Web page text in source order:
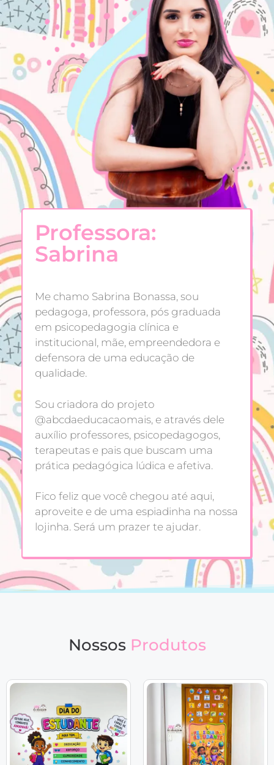
Professora:
Sabrina
Me chamo Sabrina Bonassa, sou
pedagoga, professora, pós graduada
em psicopedagogia clínica e
institucional, mãe, empreendedora e
defensora de uma educação de
qualidade.
Sou criadora do projeto
@abcdaeducacaomais, e através dele
auxílio professores, psicopedagogos,
terapeutas e pais que buscam uma
prática pedagógica lúdica e afetiva.
Fico feliz que você chegou até aqui,
aproveite e de uma espiadinha na nossa
lojinha. Será um prazer te ajudar.
Nossos Produtos